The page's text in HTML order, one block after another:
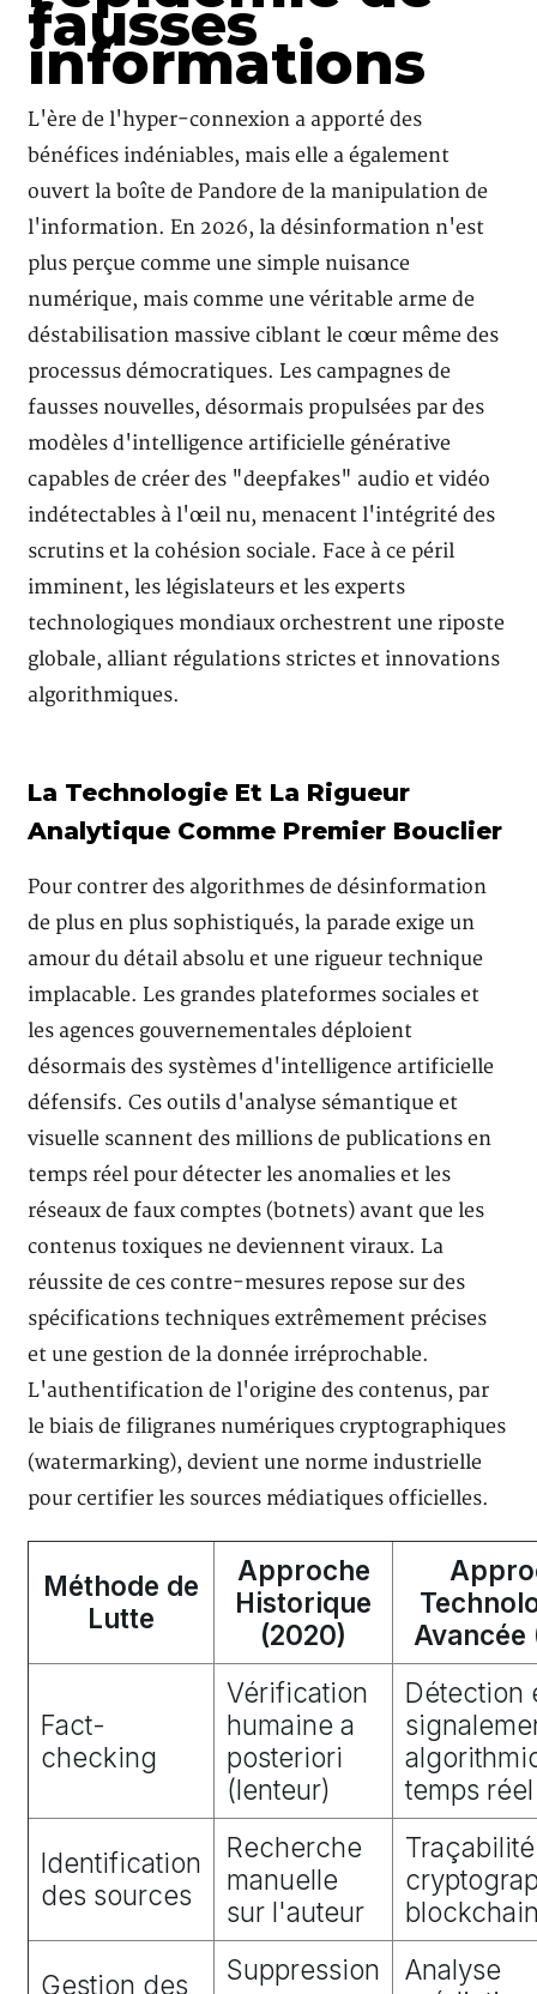
fausses
informations
L'ère de l'hyper-connexion a apporté des
bénéfices indéniables, mais elle a également
ouvert la boîte de Pandore de la manipulation de
l'information. En 2026, la désinformation n'est
plus perçue comme une simple nuisance
numérique, mais comme une véritable arme de
déstabilisation massive ciblant le cœur même des
processus démocratiques. Les campagnes de
fausses nouvelles, désormais propulsées par des
modèles d'intelligence artificielle générative
capables de créer des "deepfakes" audio et vidéo
indétectables à l'œil nu, menacent l'intégrité des
scrutins et la cohésion sociale. Face à ce péril
imminent, les législateurs et les experts
technologiques mondiaux orchestrent une riposte
globale, alliant régulations strictes et innovations
algorithmiques.
La Technologie Et La Rigueur
Analytique Comme Premier Bouclier
Pour contrer des algorithmes de désinformation
de plus en plus sophistiqués, la parade exige un
amour du détail absolu et une rigueur technique
implacable. Les grandes plateformes sociales et
les agences gouvernementales déploient
désormais des systèmes d'intelligence artificielle
défensifs. Ces outils d'analyse sémantique et
visuelle scannent des millions de publications en
temps réel pour détecter les anomalies et les
réseaux de faux comptes (botnets) avant que les
contenus toxiques ne deviennent viraux. La
réussite de ces contre-mesures repose sur des
spécifications techniques extrêmement précises
et une gestion de la donnée irréprochable.
L'authentification de l'origine des contenus, par
le biais de filigranes numériques cryptographiques
(watermarking), devient une norme industrielle
pour certifier les sources médiatiques officielles.
Méthode de
Lutte
Approche
Historique
(2020)
Avancée
Fact-
checking
Vérification
humaine a
posteriori
(lenteur)
Détection
temps réel
Identification
des sources
Recherche
manuelle
sur l'auteur
Gestion des
Suppression
Analyse